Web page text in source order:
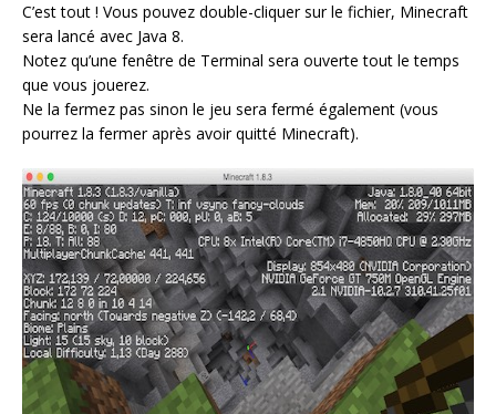
C’est tout ! Vous pouvez double-cliquer sur le fichier, Minecraft
sera lancé avec Java 8.
Notez qu’une fenêtre de Terminal sera ouverte tout le temps
que vous jouerez.
Ne la fermez pas sinon le jeu sera fermé également (vous
pourrez la fermer après avoir quitté Minecraft).